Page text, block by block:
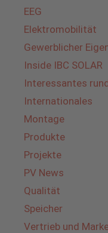
EEG
Elektromobilität
Gewerblicher
Inside IBC SOLAR
Interessantes
Internationales
Montage
Produkte
Projekte
PV News
Qualität
Speicher
Vertrieb und